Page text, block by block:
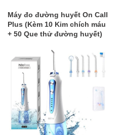
Máy đo đường huyết On Call
Plus (Kèm 10 Kim chích máu
+ 50 Que thử đường huyết)